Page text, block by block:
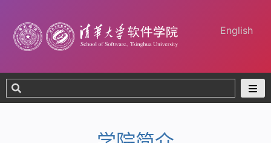
English